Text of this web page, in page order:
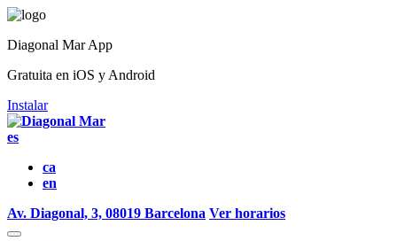
Diagonal Mar App
Gratuita en iOS y Android
Instalar
es
ca
en
Av. Diagonal, 3, 08019 Barcelona Ver horarios